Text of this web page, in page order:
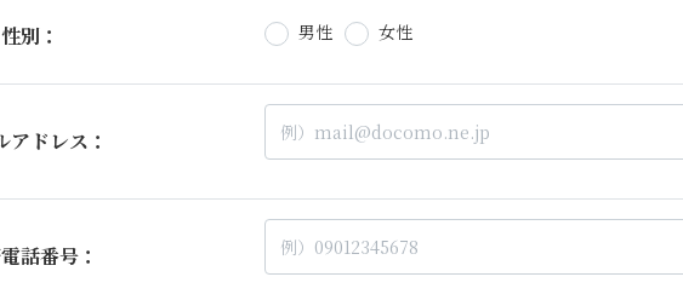
性別： 男性 女性
アドレス：
話番号：